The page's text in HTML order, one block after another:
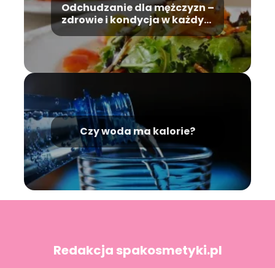
Odchudzanie dla mężczyzn –
zdrowie i kondycja w każdym
wieku
Czy woda ma kalorie?
Redakcja spakosmetyki.pl